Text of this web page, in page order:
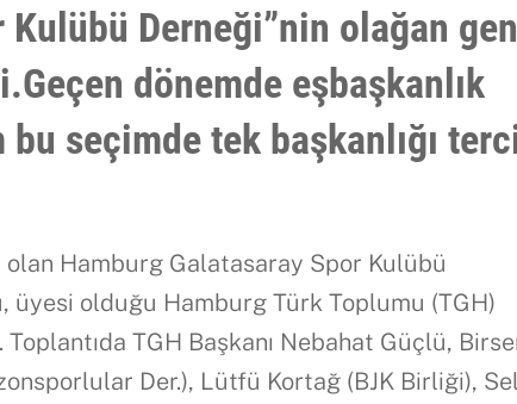
Kulübü Derneği”nin olağan
dönemde eşbaşkanlık
seçimde tek başkanlığı
Hamburg Galatasaray Spor Kulübü
üyesi olduğu Hamburg Türk Toplumu (TGH)
Toplantıda TGH Başkanı Nebahat Güçlü,
Der.), Lütfü Kortağ (BJK Birliği),